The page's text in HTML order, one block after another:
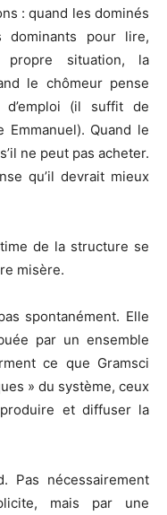
: quand les dominés
dominants pour lire,
propre situation, la
le chômeur pense
d’emploi (il suffit de
Quand le
ne peut pas acheter.
qu’il devrait mieux
de la structure se
misère.
spontanément. Elle
par un ensemble
ce que Gramsci
» du système, ceux
et diffuser la
Pas nécessairement
mais par une